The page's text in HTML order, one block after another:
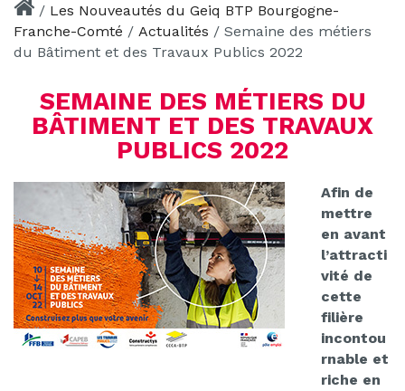
/ Les Nouveautés du Geiq BTP Bourgogne-
Franche-Comté / Actualités / Semaine des métiers
du Bâtiment et des Travaux Publics 2022
SEMAINE DES MÉTIERS DU
BÂTIMENT ET DES TRAVAUX
PUBLICS 2022
Afin de
mettre
en avant
l’attracti
vité de
cette
filière
incontou
rnable et
riche en